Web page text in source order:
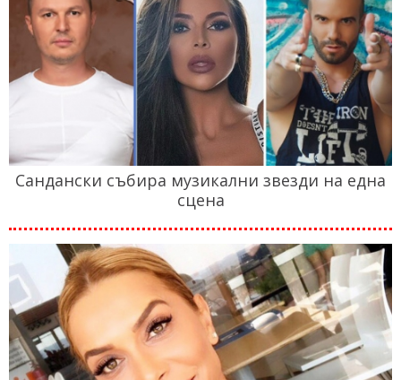
Сандански събира музикални звезди на една
сцена